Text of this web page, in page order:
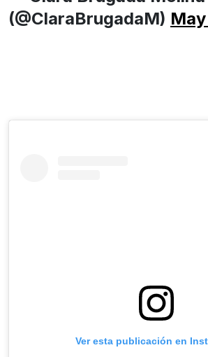
(@ClaraBrugadaM)
Ver esta publicación en